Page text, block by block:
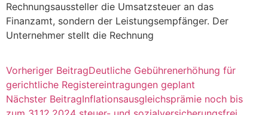
Rechnungsaussteller die Umsatzsteuer an das
Finanzamt, sondern der Leistungsempfänger. Der
Unternehmer stellt die Rechnung
Vorheriger BeitragDeutliche Gebührenerhöhung für
gerichtliche Registereintragungen geplant
Nächster BeitragInflationsausgleichsprämie noch bis